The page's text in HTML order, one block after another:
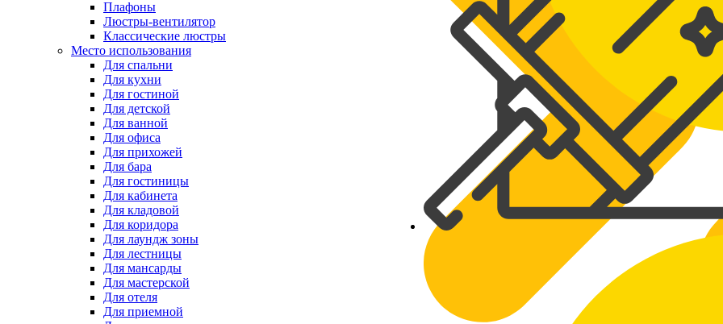
Плафоны
Люстры-вентилятор
Классические люстры
Место использования
Для спальни
Для кухни
Для гостиной
Для детской
Для ванной
Для офиса
Для прихожей
Для бара
Для гостиницы
Для кабинета
Для кладовой
Для коридора
Для лаундж зоны
Для лестницы
Для мансарды
Для мастерской
Для отеля
Для приемной